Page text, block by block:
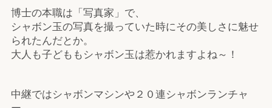
博士の本職は「写真家」で、
シャボン玉の写真を撮っていた時にその美しさに魅せ
られたんだとか。
大人も子どももシャボン玉は惹かれますよね～！
中継ではシャボンマシンや２０連シャボンランチャ